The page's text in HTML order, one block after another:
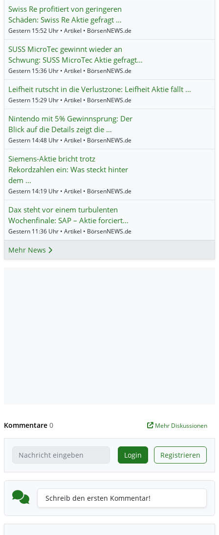
Swiss Re profitiert von geringeren
Schäden: Swiss Re Aktie gefragt …
Gestern 15:52 Uhr • Artikel • BörsenNEWS.de
SUSS MicroTec gewinnt wieder an
Schwung: SUSS MicroTec Aktie gefragt…
Gestern 15:36 Uhr • Artikel • BörsenNEWS.de
Leifheit rutscht in die Verlustzone: Leifheit Aktie fällt …
Gestern 15:29 Uhr • Artikel • BörsenNEWS.de
Nintendo mit 5% Gewinnsprung: Der
Blick auf die Details zeigt die …
Gestern 14:48 Uhr • Artikel • BörsenNEWS.de
Siemens-Aktie bricht trotz
Rekordzahlen ein: Was steckt hinter
dem …
Gestern 14:19 Uhr • Artikel • BörsenNEWS.de
Dax steht vor einem turbulenten
Wochenfinale: SAP – Aktie forciert…
Gestern 11:36 Uhr • Artikel • BörsenNEWS.de
Mehr News
Kommentare 0 Mehr Diskussionen
Login Registrieren
Schreib den ersten Kommentar!